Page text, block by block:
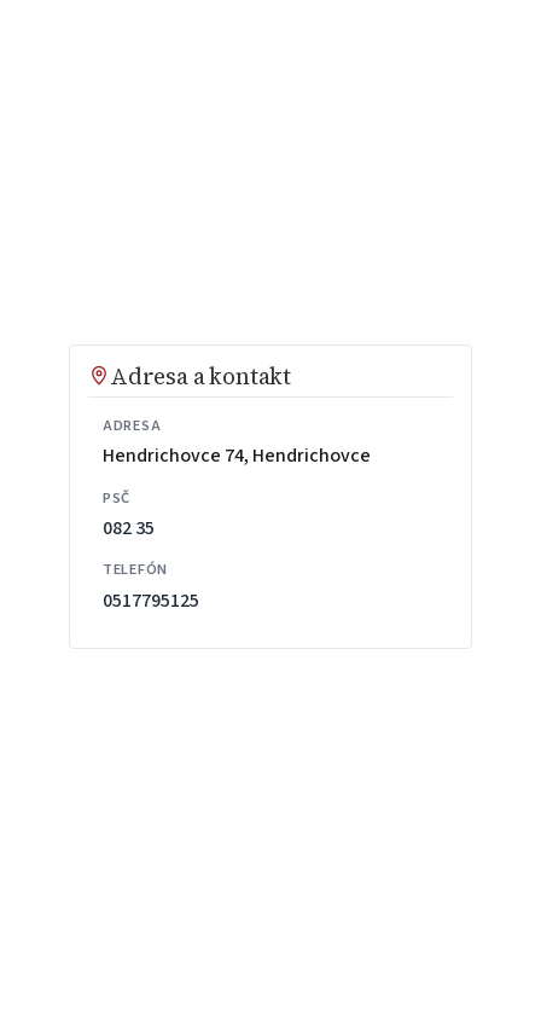
Adresa a kontakt
ADRESA
Hendrichovce 74, Hendrichovce
PSČ
082 35
TELEFÓN
0517795125